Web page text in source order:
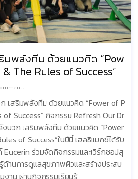
มพลังทีม ด้วยแนวคิด “Pow
The Rules of Success”
เสริมพลังทีม ด้วยแนวคิด “Power of P
Success” กิจกรรม Refresh Our Dr
บวก เสริมพลังทีม ด้วยแนวคิด “Power
of Success”ในปีนี้ เฮลธิแมกซ์ได้รับ
Eucerin ร่วมจัดกิจกรรมและเวิร์กชอปสุ
ด้านการดูแลสุขภาพผิวและสร้างประสบ
าน ผ่านกิจกรรมเรียนรู้